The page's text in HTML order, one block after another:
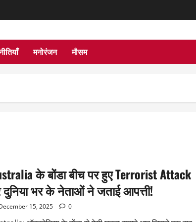
मनोरंजन मौसम
के बोंडा बीच पर हुए Terrorist Attack
दुनिया भर के नेताओं ने जताई आपत्ती!
15, 2025 0